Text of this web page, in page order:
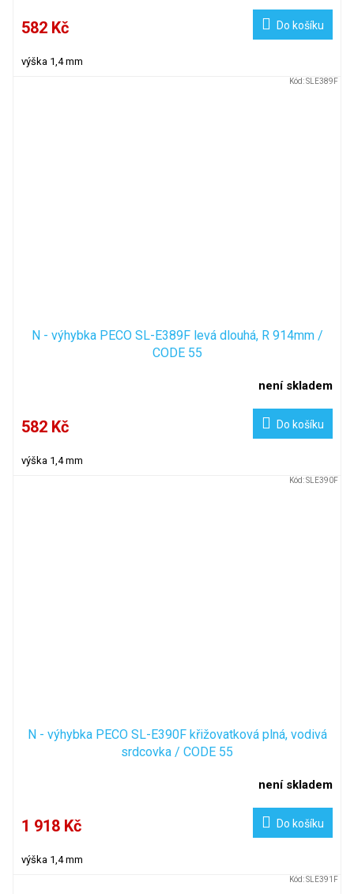
582 Kč Do košíku
výška 1,4 mm
N - výhybka PECO SL-E389F levá dlouhá, R 914mm /
CODE 55
není skladem
582 Kč Do košíku
výška 1,4 mm
Kód:SLE389F
N - výhybka PECO SL-E390F křižovatková plná, vodivá
srdcovka / CODE 55
není skladem
1 918 Kč Do košíku
výška 1,4 mm
Kód:SLE390F
Kód:SLE391F